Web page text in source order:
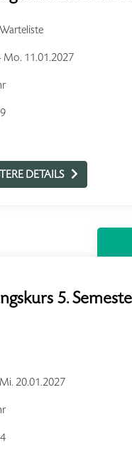
Mo. 11.01.2027
DETAILS
5.
Mi. 20.01.2027